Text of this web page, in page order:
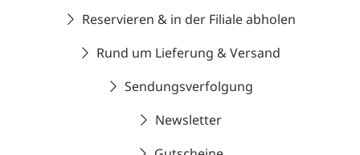
Reservieren & in der Filiale abholen
Rund um Lieferung & Versand
Sendungsverfolgung
Newsletter